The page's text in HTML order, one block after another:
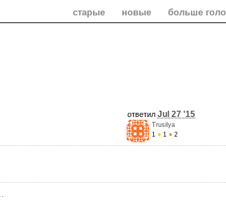
старые новые больше
ответил Jul 27 '15
Trusilya
1 ● 1 ● 2